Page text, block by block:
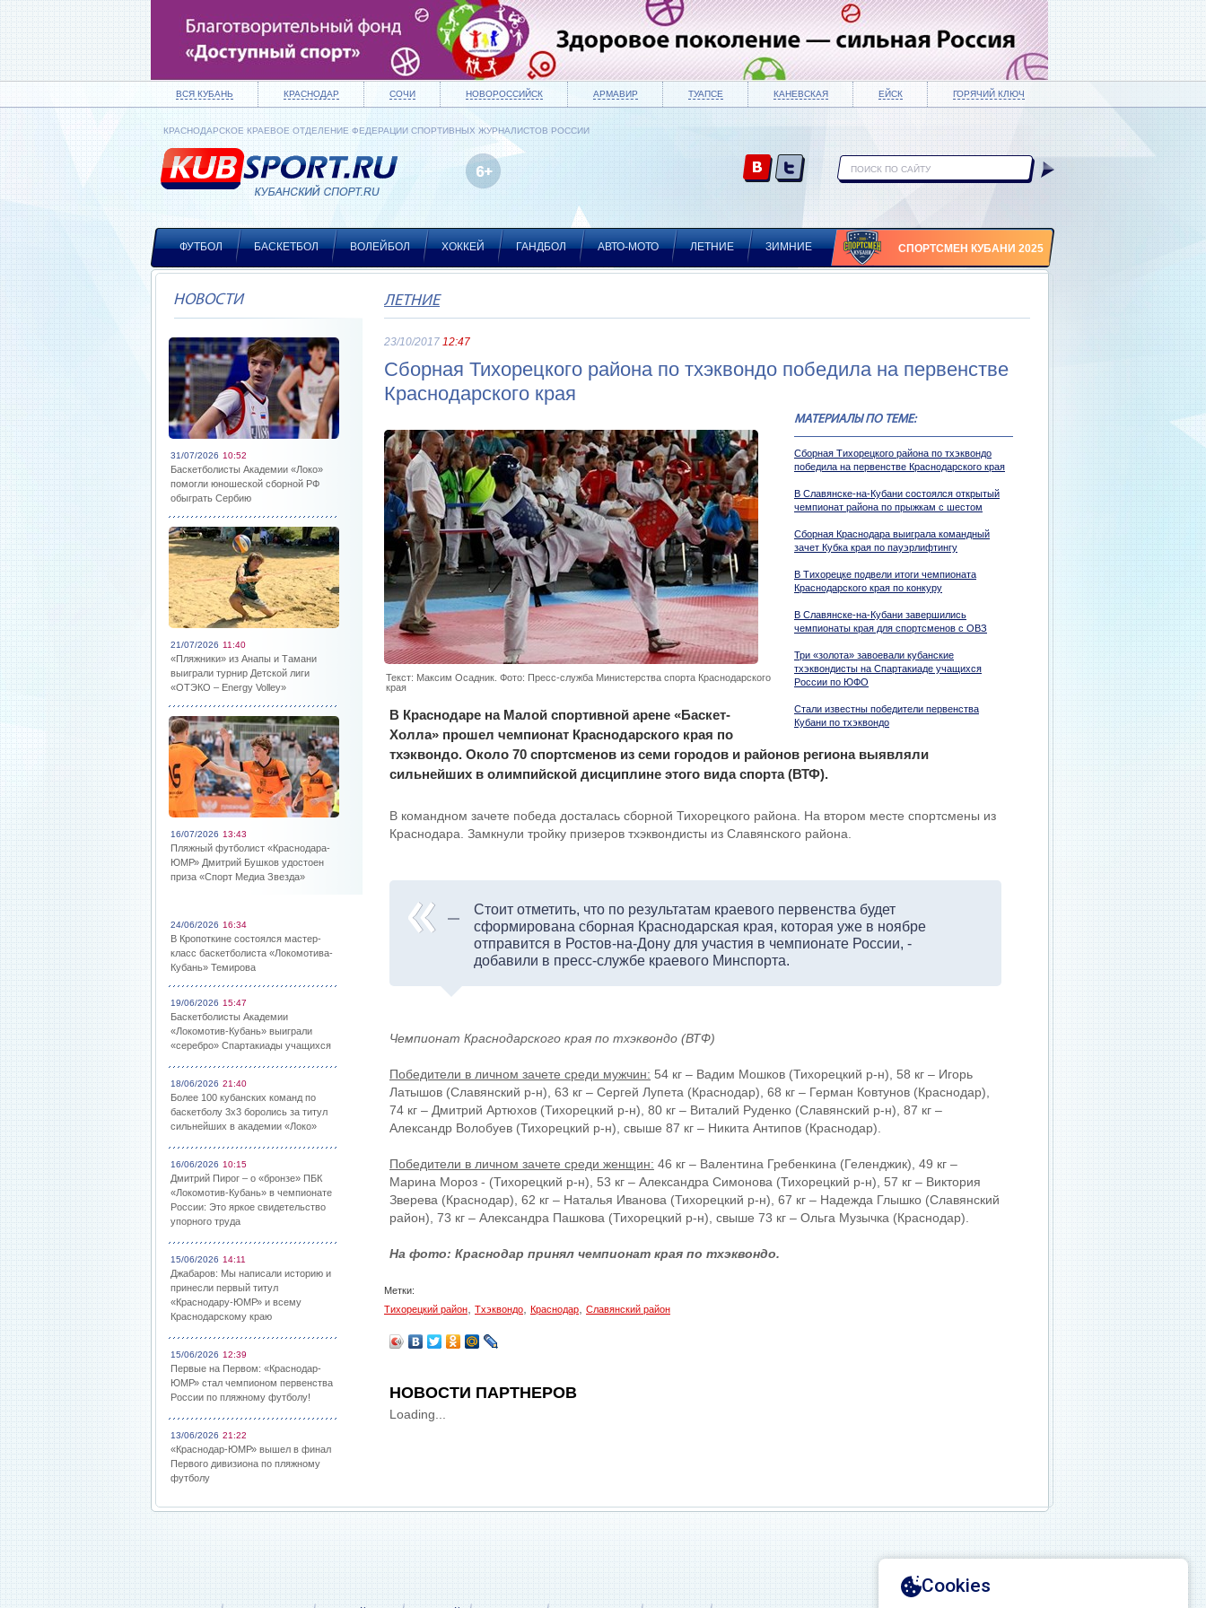
ВСЯ КУБАНЬ КРАСНОДАР СОЧИ НОВОРОССИЙСК АРМАВИР ТУАПСЕ КАНЕВСКАЯ ЕЙСК ГОРЯЧИЙ КЛЮЧ
КРАСНОДАРСКОЕ КРАЕВОЕ ОТДЕЛЕНИЕ ФЕДЕРАЦИИ СПОРТИВНЫХ ЖУРНАЛИСТОВ РОССИИ
ФУТБОЛ БАСКЕТБОЛ ВОЛЕЙБОЛ ХОККЕЙ ГАНДБОЛ АВТО-МОТО ЛЕТНИЕ ЗИМНИЕ СПОРТСМЕН КУБАНИ 2025
НОВОСТИ
31/07/2026 10:52
Баскетболисты Академии «Локо»
помогли юношеской сборной РФ
обыграть Сербию
21/07/2026 11:40
«Пляжники» из Анапы и Тамани
выиграли турнир Детской лиги
«ОТЭКО – Energy Volley»
16/07/2026 13:43
Пляжный футболист «Краснодара-
ЮМР» Дмитрий Бушков удостоен
приза «Спорт Медиа Звезда»
24/06/2026 16:34
В Кропоткине состоялся мастер-
класс баскетболиста «Локомотива-
Кубань» Темирова
19/06/2026 15:47
Баскетболисты Академии
«Локомотив-Кубань» выиграли
«серебро» Спартакиады учащихся
18/06/2026 21:40
Более 100 кубанских команд по
баскетболу 3х3 боролись за титул
сильнейших в академии «Локо»
16/06/2026 10:15
Дмитрий Пирог – о «бронзе» ПБК
«Локомотив-Кубань» в чемпионате
России: Это яркое свидетельство
упорного труда
15/06/2026 14:11
Джабаров: Мы написали историю и
принесли первый титул
«Краснодару-ЮМР» и всему
Краснодарскому краю
15/06/2026 12:39
Первые на Первом: «Краснодар-
ЮМР» стал чемпионом первенства
России по пляжному футболу!
13/06/2026 21:22
«Краснодар-ЮМР» вышел в финал
Первого дивизиона по пляжному
футболу
ЛЕТНИЕ
23/10/2017 12:47
Сборная Тихорецкого района по тхэквондо победила на первенстве
Краснодарского края
МАТЕРИАЛЫ ПО ТЕМЕ:
Сборная Тихорецкого района по тхэквондо
победила на первенстве Краснодарского края
В Славянске-на-Кубани состоялся открытый
чемпионат района по прыжкам с шестом
Сборная Краснодара выиграла командный
зачет Кубка края по пауэрлифтингу
В Тихорецке подвели итоги чемпионата
Краснодарского края по конкуру
В Славянске-на-Кубани завершились
чемпионаты края для спортсменов с ОВЗ
Три «золота» завоевали кубанские
тхэквондисты на Спартакиаде учащихся
России по ЮФО
Стали известны победители первенства
Кубани по тхэквондо
Текст: Максим Осадник. Фото: Пресс-служба Министерства спорта Краснодарского
края
В Краснодаре на Малой спортивной арене «Баскет-
Холла» прошел чемпионат Краснодарского края по
тхэквондо. Около 70 спортсменов из семи городов и районов региона выявляли
сильнейших в олимпийской дисциплине этого вида спорта (ВТФ).
В командном зачете победа досталась сборной Тихорецкого района. На втором месте спортсмены из
Краснодара. Замкнули тройку призеров тхэквондисты из Славянского района.
Стоит отметить, что по результатам краевого первенства будет
сформирована сборная Краснодарская края, которая уже в ноябре
отправится в Ростов-на-Дону для участия в чемпионате России, -
добавили в пресс-службе краевого Минспорта.
Чемпионат Краснодарского края по тхэквондо (ВТФ)
Победители в личном зачете среди мужчин: 54 кг – Вадим Мошков (Тихорецкий р-н), 58 кг – Игорь
Латышов (Славянский р-н), 63 кг – Сергей Лупета (Краснодар), 68 кг – Герман Ковтунов (Краснодар),
74 кг – Дмитрий Артюхов (Тихорецкий р-н), 80 кг – Виталий Руденко (Славянский р-н), 87 кг –
Александр Волобуев (Тихорецкий р-н), свыше 87 кг – Никита Антипов (Краснодар).
Победители в личном зачете среди женщин: 46 кг – Валентина Гребенкина (Геленджик), 49 кг –
Марина Мороз - (Тихорецкий р-н), 53 кг – Александра Симонова (Тихорецкий р-н), 57 кг – Виктория
Зверева (Краснодар), 62 кг – Наталья Иванова (Тихорецкий р-н), 67 кг – Надежда Глышко (Славянский
район), 73 кг – Александра Пашкова (Тихорецкий р-н), свыше 73 кг – Ольга Музычка (Краснодар).
На фото: Краснодар принял чемпионат края по тхэквондо.
Метки:
Тихорецкий район
Тхэквондо Краснодар Славянский район
НОВОСТИ ПАРТНЕРОВ
Loading...